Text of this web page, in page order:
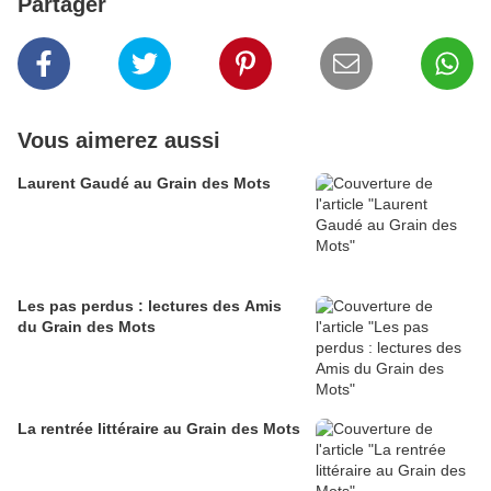
Vous aimerez aussi
Laurent Gaudé au Grain des Mots
Les pas perdus : lectures des Amis
du Grain des Mots
La rentrée littéraire au Grain des Mots